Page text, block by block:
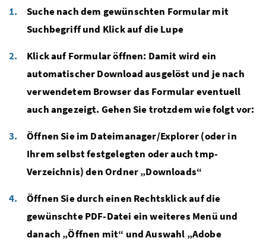
Suche nach dem gewünschten Formular mit
Suchbegriff und Klick auf die Lupe
Klick auf Formular öffnen: Damit wird ein
automatischer Download ausgelöst und je nach
verwendetem Browser das Formular eventuell
auch angezeigt. Gehen Sie trotzdem wie folgt vor:
Öffnen Sie im Dateimanager/Explorer (oder in
Ihrem selbst festgelegten oder auch tmp-
Verzeichnis) den Ordner „Downloads“
Öffnen Sie durch einen Rechtsklick auf die
gewünschte PDF-Datei ein weiteres Menü und
danach „Öffnen mit“ und Auswahl „Adobe